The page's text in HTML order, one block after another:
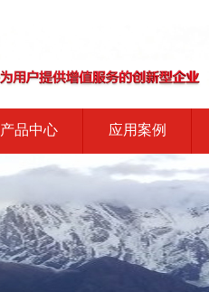
产品中心 应用案例